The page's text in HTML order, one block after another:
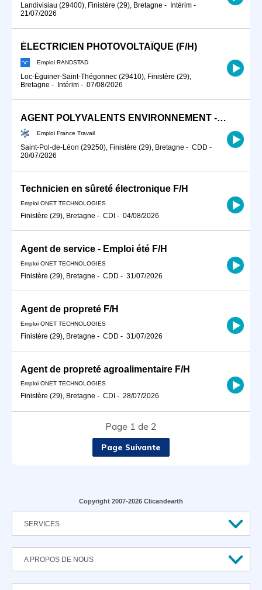
Landivisiau (29400), Finistère (29), Bretagne - Intérim -
21/07/2026
ÉLECTRICIEN PHOTOVOLTAÏQUE (F/H)
Emploi RANDSTAD
Loc-Éguiner-Saint-Thégonnec (29410), Finistère (29),
Bretagne - Intérim - 07/08/2026
AGENT POLYVALENTS ENVIRONNEMENT - ESPACES VERTS F/H
Emploi France Travail
Saint-Pol-de-Léon (29250), Finistère (29), Bretagne - CDD -
20/07/2026
Technicien en sûreté électronique F/H
Emploi ONET TECHNOLOGIES
Finistère (29), Bretagne - CDI - 04/08/2026
Agent de service - Emploi été F/H
Emploi ONET TECHNOLOGIES
Finistère (29), Bretagne - CDD - 31/07/2026
Agent de propreté F/H
Emploi ONET TECHNOLOGIES
Finistère (29), Bretagne - CDD - 31/07/2026
Agent de propreté agroalimentaire F/H
Emploi ONET TECHNOLOGIES
Finistère (29), Bretagne - CDI - 28/07/2026
Page 1 de 2
Page Suivante
Copyright 2007-2026 Clicandearth
SERVICES
A PROPOS DE NOUS